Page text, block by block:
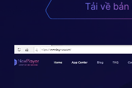
Tải về bản